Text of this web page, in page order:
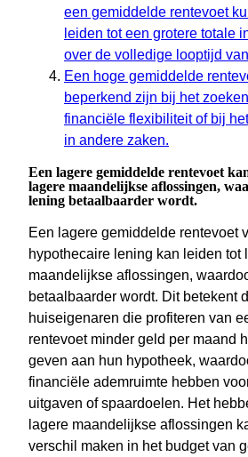
een gemiddelde rentevoet
leiden tot een grotere totale
over de volledige looptijd
Een hoge gemiddelde
beperkend zijn bij het
financiële flexibiliteit of bij
in andere zaken.
Een lagere gemiddelde rentevoet
lagere maandelijkse aflossingen,
lening betaalbaarder wordt.
Een lagere gemiddelde rentevoet
hypothecaire lening kan leiden tot
maandelijkse aflossingen,
betaalbaarder wordt. Dit betekent
huiseigenaren die profiteren van
rentevoet minder geld per maand
geven aan hun hypotheek,
financiële ademruimte hebben
uitgaven of spaardoelen. Het
lagere maandelijkse aflossingen
verschil maken in het budget van